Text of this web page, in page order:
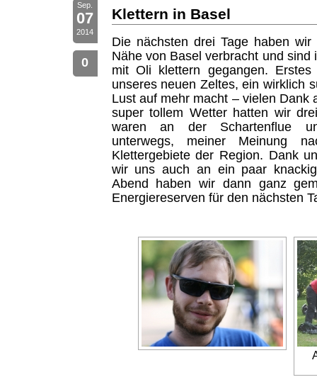
Sep.
07
2014
0
Klettern in Basel
Die nächsten drei Tage haben
Nähe von Basel verbracht und
mit Oli klettern gegangen.
unseres neuen Zeltes, ein wirklich
Lust auf mehr macht – vielen Dank
super tollem Wetter hatten wir
waren an der Schartenflue
unterwegs, meiner Meinung
Klettergebiete der Region. Dank
wir uns auch an ein paar
Abend haben wir dann ganz
Energiereserven für den nächsten